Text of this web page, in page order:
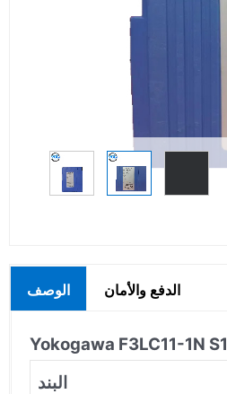
الوصف الدفع والأمان
Yokogawa F3LC11-1N S1
البند